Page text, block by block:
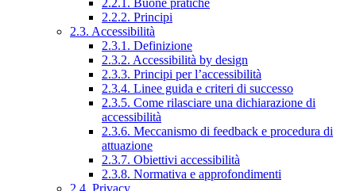
2.2.1. Buone pratiche
2.2.2. Principi
2.3. Accessibilità
2.3.1. Definizione
2.3.2. Accessibilità by design
2.3.3. Principi per l’accessibilità
2.3.4. Linee guida e criteri di successo
2.3.5. Come rilasciare una dichiarazione di
accessibilità
2.3.6. Meccanismo di feedback e procedura di
attuazione
2.3.7. Obiettivi accessibilità
2.3.8. Normativa e approfondimenti
2.4. Privacy